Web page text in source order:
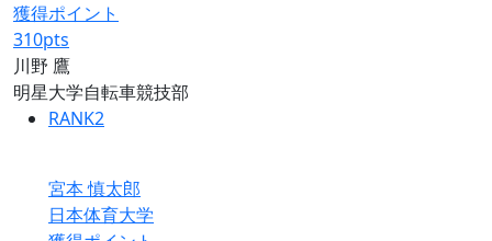
獲得ポイント
310pts
川野 鷹
明星大学自転車競技部
RANK2
宮本 慎太郎
日本体育大学